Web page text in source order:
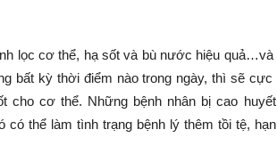
lọc cơ thể, hạ sốt và bù nước hiệu quả…và
bất kỳ thời điểm nào trong ngày, thì sẽ
cho cơ thể. Những bệnh nhân bị cao
có thể làm tình trạng bệnh lý thêm tồi tệ,